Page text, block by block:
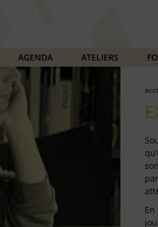
AGENDA ATELIERS